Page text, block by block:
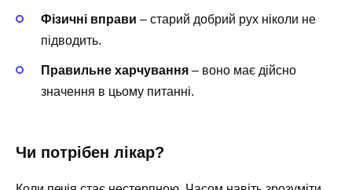
Фізичні вправи – старий добрий рух ніколи не
підводить.
Правильне харчування – воно має дійсно
значення в цьому питанні.
Чи потрібен лікар?